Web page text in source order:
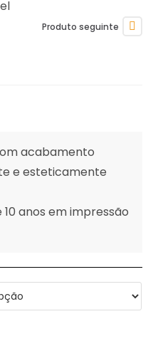
Produto seguinte
acabamento
e esteticamente
anos em impressão